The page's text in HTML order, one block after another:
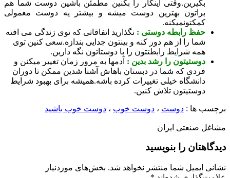
اینکار را بکنین مطمئن باشین دوست شما هم
بهترین دوست میشه و بیشتر یه دوست معمولی
رابطه دوستی : نگذارید اتفاقاتی که توی زندگی می افته
را از هم دور کنه و بینتون جدایی بندازه.سعی کنین توی
شرایط رابطتتون را با دوستاتون نگه دارین.
را رشد بدین :آدمها به مرور زمان تغییر میکنن و
که شما در دبستان باهاش آشنا شدین ممکن تا دوران
خیلی تغییرات کرده باشه.همیشه برای بهبود شرایط
تلاش کنین.
ها :دوست،دوست خوب، دوست خوب باشید
صنعتی ایران
را بنویسید
شما منتشر نخواهد شد. بخش‌های موردنیاز